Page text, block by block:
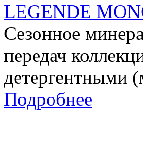
LEGENDE
Сезонное
передач
детергентными
Подробнее